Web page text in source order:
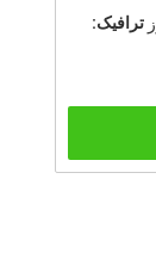
ترافیک: